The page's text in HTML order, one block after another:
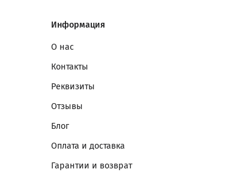
Информация
О нас
Контакты
Реквизиты
Отзывы
Блог
Оплата и доставка
Гарантии и возврат